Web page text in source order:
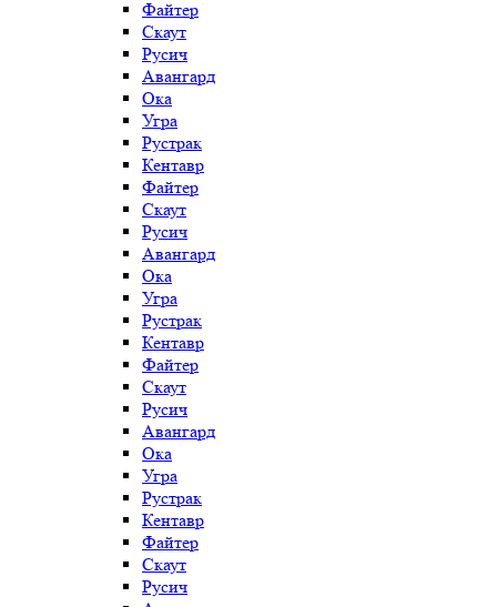
Файтер
Скаут
Русич
Авангард
Ока
Угра
Рустрак
Кентавр
Файтер
Скаут
Русич
Авангард
Ока
Угра
Рустрак
Кентавр
Файтер
Скаут
Русич
Авангард
Ока
Угра
Рустрак
Кентавр
Файтер
Скаут
Русич